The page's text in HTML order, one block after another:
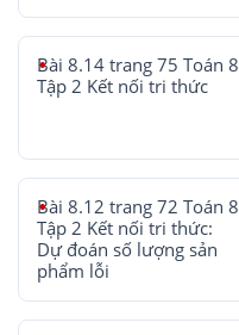
Bài 8.14 trang 75 Toán 8
Tập 2 Kết nối tri thức
Bài 8.12 trang 72 Toán 8
Tập 2 Kết nối tri thức:
Dự đoán số lượng sản
phẩm lỗi